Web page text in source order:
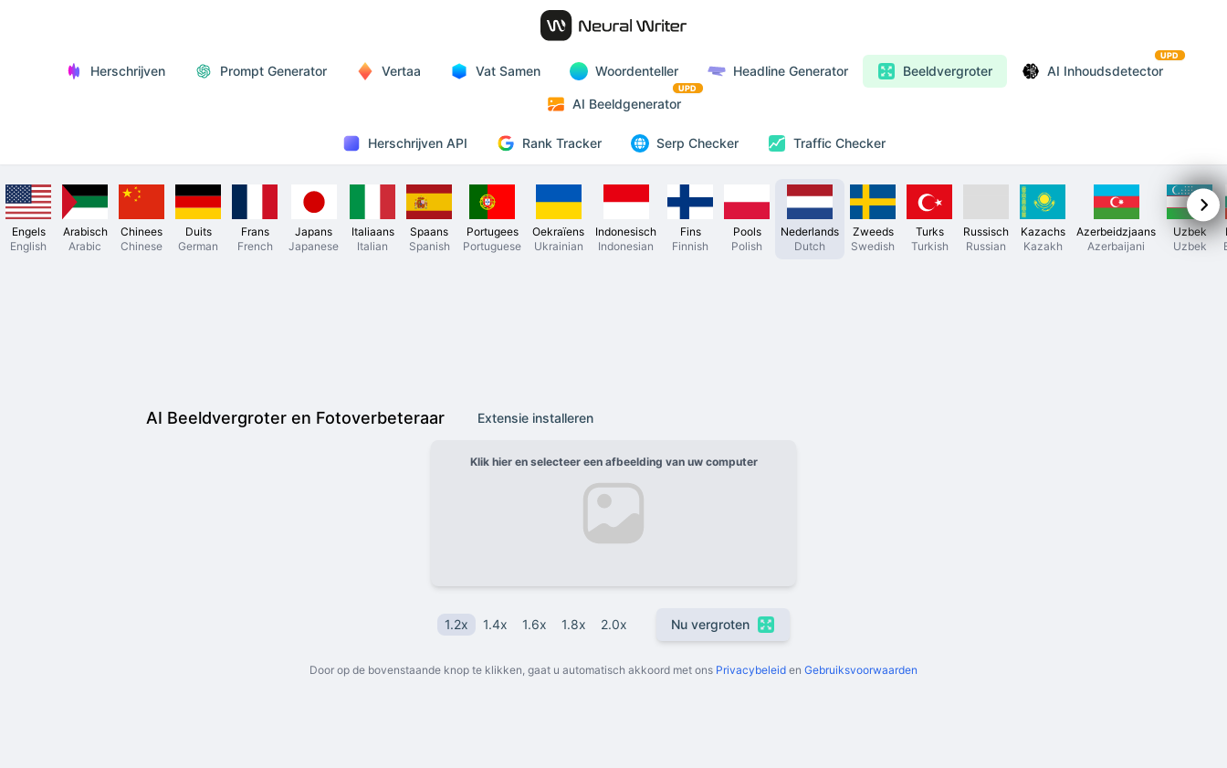
Herschrijven Prompt Generator Vertaa Vat Samen Woordenteller Headline Generator Beeldvergroter AI Inhoudsdetector
UPD
AI Beeldgenerator
UPD
Herschrijven API Rank Tracker Serp Checker Traffic Checker
Engels
English
Arabisch
Arabic
Chinees
Chinese
Duits
German
Frans
French
Japans
Japanese
Italiaans
Italian
Spaans
Spanish
Portugees
Portuguese
Oekraïens
Ukrainian
Indonesisch
Indonesian
Fins
Finnish
Pools
Polish
Nederlands
Dutch
Zweeds
Swedish
Turks
Turkish
Russisch
Russian
Kazachs
Kazakh
Azerbeidzjaans
Azerbaijani
Uzbek
Uzbek
AI Beeldvergroter en Fotoverbeteraar Extensie installeren
Klik hier en selecteer een afbeelding van uw computer
1.2x 1.4x 1.6x 1.8x 2.0x Nu vergroten
Door op de bovenstaande knop te klikken, gaat u automatisch akkoord met ons Privacybeleid en Gebruiksvoorwaarden